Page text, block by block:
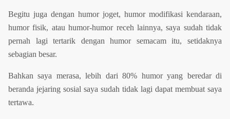
Begitu juga dengan humor joget, humor modifikasi kendaraan,
humor fisik, atau humor-humor receh lainnya, saya sudah tidak
pernah lagi tertarik dengan humor semacam itu, setidaknya
sebagian besar.
Bahkan saya merasa, lebih dari 80% humor yang beredar di
beranda jejaring sosial saya sudah tidak lagi dapat membuat saya
tertawa.